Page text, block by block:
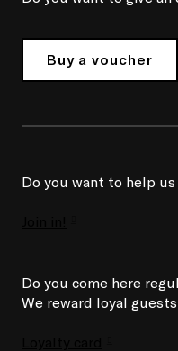
Buy a voucher
Do you want to help
Do you come here
We reward loyal guests